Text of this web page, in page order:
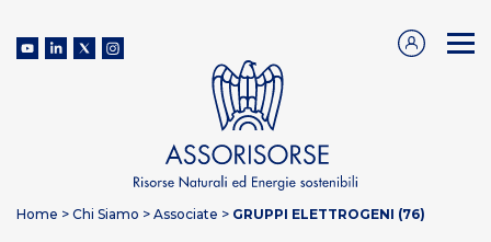
Home > Chi Siamo > Associate > GRUPPI ELETTROGENI (76)